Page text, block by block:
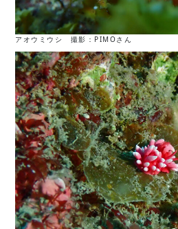
アオウミウシ 撮影：PIMOさん